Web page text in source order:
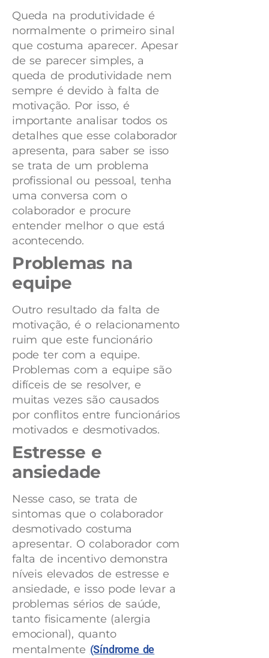
Queda na produtividade é
normalmente o primeiro sinal
que costuma aparecer. Apesar
de se parecer simples, a
queda de produtividade nem
sempre é devido à falta de
motivação. Por isso, é
importante analisar todos os
detalhes que esse colaborador
apresenta, para saber se isso
se trata de um problema
profissional ou pessoal, tenha
uma conversa com o
colaborador e procure
entender melhor o que está
acontecendo.
Problemas na
equipe
Outro resultado da falta de
motivação, é o relacionamento
ruim que este funcionário
pode ter com a equipe.
Problemas com a equipe são
difíceis de se resolver, e
muitas vezes são causados
por conflitos entre funcionários
motivados e desmotivados.
Estresse e
ansiedade
Nesse caso, se trata de
sintomas que o colaborador
desmotivado costuma
apresentar. O colaborador com
falta de incentivo demonstra
níveis elevados de estresse e
ansiedade, e isso pode levar a
problemas sérios de saúde,
tanto fisicamente (alergia
emocional), quanto
mentalmente (Síndrome de